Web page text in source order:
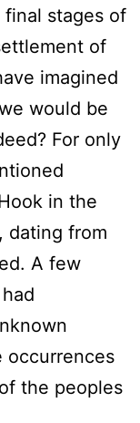
stages of
of
imagined
would be
For only
in the
dating from
A few
occurrences
the peoples